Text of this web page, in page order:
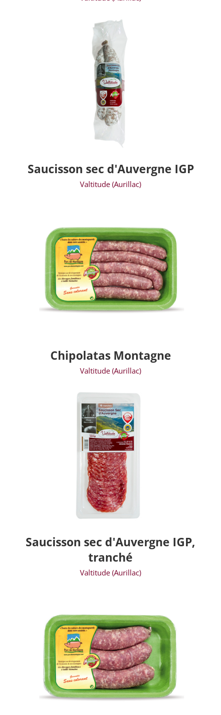
Saucisson sec d'Auvergne IGP
Valtitude (Aurillac)
Chipolatas Montagne
Valtitude (Aurillac)
Saucisson sec d'Auvergne IGP,
tranché
Valtitude (Aurillac)